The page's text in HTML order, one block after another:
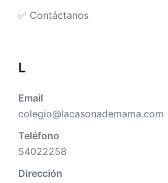
✅ Contáctanos
L
Email
colegio@lacasonademama.com
Teléfono
54022258
Dirección